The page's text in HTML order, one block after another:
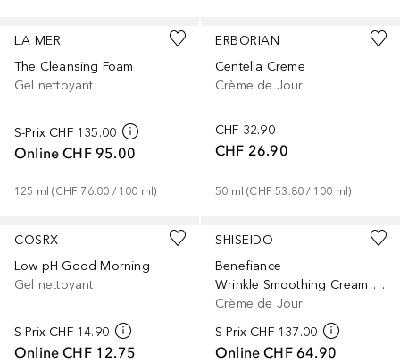
LA MER
The Cleansing Foam
Gel nettoyant
S-Prix CHF 135.00
Online CHF 95.00
125 ml (CHF 76.00 / 100 ml)
ERBORIAN
Centella Creme
Crème de Jour
CHF 32.90
CHF 26.90
50 ml (CHF 53.80 / 100 ml)
COSRX
Low pH Good Morning
Gel nettoyant
S-Prix CHF 14.90
Online CHF 12.75
SHISEIDO
Benefiance
Wrinkle Smoothing Cream Enriched
Crème de Jour
S-Prix CHF 137.00
Online CHF 64.90